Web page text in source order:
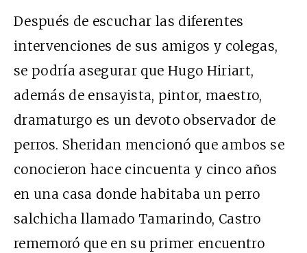
Después de escuchar las diferentes
intervenciones de sus amigos y colegas,
se podría asegurar que Hugo Hiriart,
además de ensayista, pintor, maestro,
dramaturgo es un devoto observador de
perros. Sheridan mencionó que ambos se
conocieron hace cincuenta y cinco años
en una casa donde habitaba un perro
salchicha llamado Tamarindo, Castro
rememoró que en su primer encuentro